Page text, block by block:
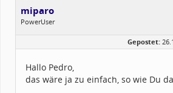
miparo
PowerUser
Alter:
60
Dabei seit:
09 / 2007
Gepostet:
Hallo Pedro,
das wäre ja zu einfach, so wie Du